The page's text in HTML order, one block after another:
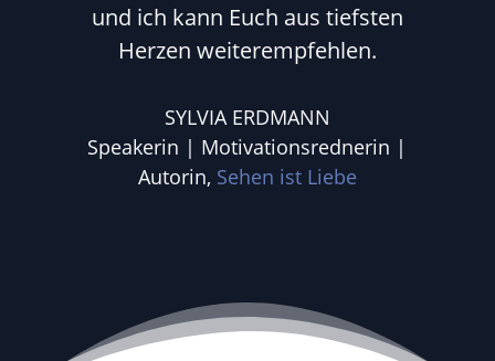
und ich kann Euch aus tiefsten
Herzen weiterempfehlen.
SYLVIA ERDMANN
Speakerin | Motivationsrednerin |
Autorin, Sehen ist Liebe